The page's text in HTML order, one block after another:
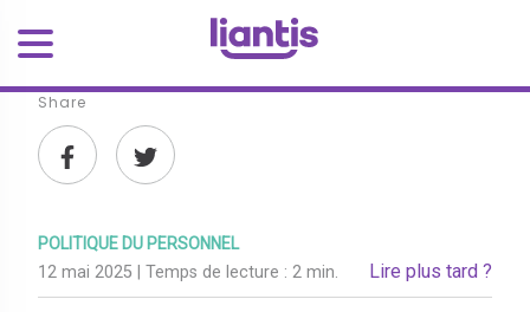
Share
POLITIQUE DU PERSONNEL
12 mai 2025 | Temps de lecture : 2 min. Lire plus tard ?